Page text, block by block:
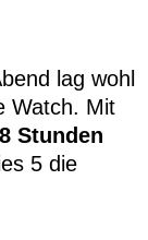
lag wohl
Watch. Mit
Stunden
5 die